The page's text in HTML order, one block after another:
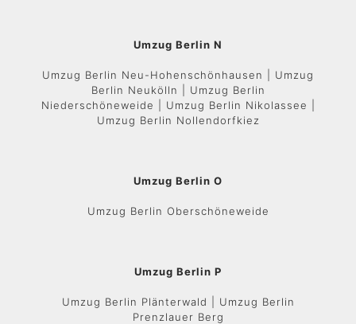
Umzug Berlin N
Umzug Berlin Neu-Hohenschönhausen | Umzug
Berlin Neukölln | Umzug Berlin
Niederschöneweide | Umzug Berlin Nikolassee |
Umzug Berlin Nollendorfkiez
Umzug Berlin O
Umzug Berlin Oberschöneweide
Umzug Berlin P
Umzug Berlin Plänterwald | Umzug Berlin
Prenzlauer Berg